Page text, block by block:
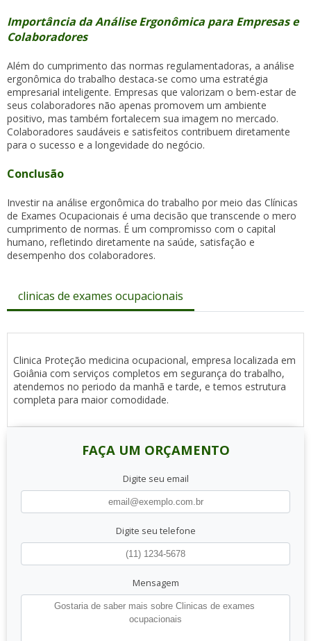
Importância da Análise Ergonômica para Empresas e
Colaboradores
Além do cumprimento das normas regulamentadoras, a análise
ergonômica do trabalho destaca-se como uma estratégia
empresarial inteligente. Empresas que valorizam o bem-estar de
seus colaboradores não apenas promovem um ambiente
positivo, mas também fortalecem sua imagem no mercado.
Colaboradores saudáveis e satisfeitos contribuem diretamente
para o sucesso e a longevidade do negócio.
Conclusão
Investir na análise ergonômica do trabalho por meio das Clínicas
de Exames Ocupacionais é uma decisão que transcende o mero
cumprimento de normas. É um compromisso com o capital
humano, refletindo diretamente na saúde, satisfação e
desempenho dos colaboradores.
clinicas de exames ocupacionais
Clinica Proteção medicina ocupacional, empresa localizada em
Goiânia com serviços completos em segurança do trabalho,
atendemos no periodo da manhã e tarde, e temos estrutura
completa para maior comodidade.
FAÇA UM ORÇAMENTO
Digite seu email
Digite seu telefone
Mensagem